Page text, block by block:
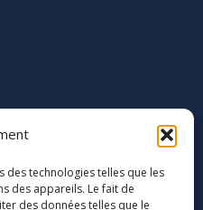
des technologies telles que les
des appareils. Le fait de
des données telles que le